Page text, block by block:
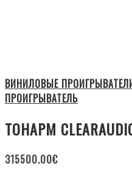
ВИНИЛОВЫЕ
ПРОИГРЫВАТЕЛЬ
ТОНАРМ
315500.00€